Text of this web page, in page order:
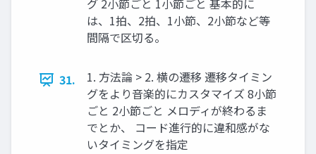
グ 2小節ごと 1小節ごと 基本的に
は、1拍、2拍、1小節、2小節など等
間隔で区切る。
31.
1. 方法論 > 2. 横の遷移 遷移タイミン
グをより音楽的にカスタマイズ 8小節
ごと 2小節ごと メロディが終わるま
でとか、 コード進行的に違和感がな
いタイミングを指定